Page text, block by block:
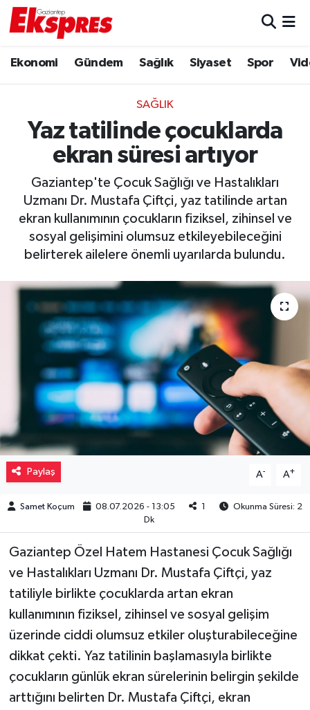
Ekonomi Gündem Sağlık Siyaset Spor
SAĞLIK
Yaz tatilinde çocuklarda
ekran süresi artıyor
Gaziantep'te Çocuk Sağlığı ve Hastalıkları
Uzmanı Dr. Mustafa Çiftçi, yaz tatilinde artan
ekran kullanımının çocukların fiziksel, zihinsel ve
sosyal gelişimini olumsuz etkileyebileceğini
belirterek ailelere önemli uyarılarda bulundu.
Paylaş A- A+
Samet Koçum 08.07.2026 - 13:05 1
Okunma Süresi: 2
Dk
Gaziantep Özel Hatem Hastanesi Çocuk Sağlığı
ve Hastalıkları Uzmanı Dr. Mustafa Çiftçi, yaz
tatiliyle birlikte çocuklarda artan ekran
kullanımının fiziksel, zihinsel ve sosyal gelişim
üzerinde ciddi olumsuz etkiler oluşturabileceğine
dikkat çekti. Yaz tatilinin başlamasıyla birlikte
çocukların günlük ekran sürelerinin belirgin şekilde
arttığını belirten Dr. Mustafa Çiftçi, ekran
Ekonomi
Gaziantep son dakika
Genel
Gündem
Haberler
Magazin
Müzik
Piyasa
Resmi İlanlar
Sinemalar
Siyaset
Spor
Türkiye
Video Haber
Yaşam
Trafik Durumu
Puan Durumu ve Fikstür
Tüm Manşetler
Son Dakika Haberleri
Haber Arşivi